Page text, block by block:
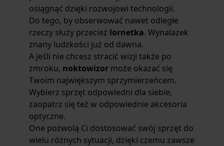
osiągnąć dzięki rozwojowi technologii.
Do tego, by obserwować nawet odległe
rzeczy służy przecież lornetka. Wynalazek
znany ludzkości już od dawna.
A jeśli nie chcesz stracić wizji także po
zmroku, noktowizor może okazać się
Twoim największym sprzymierzeńcem.
Wybierz sprzęt odpowiedni dla siebie,
zaopatrz się też w odpowiednie akcesoria
optyczne.
One pozwolą Ci dostosować swój sprzęt do
wielu różnych sytuacji, dzięki czemu zawsze